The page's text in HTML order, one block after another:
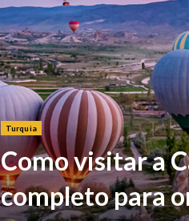
Turquia
Como visitar a
completo para